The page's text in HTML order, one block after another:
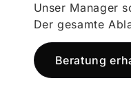
Unser Manager
Der gesamte
Beratung